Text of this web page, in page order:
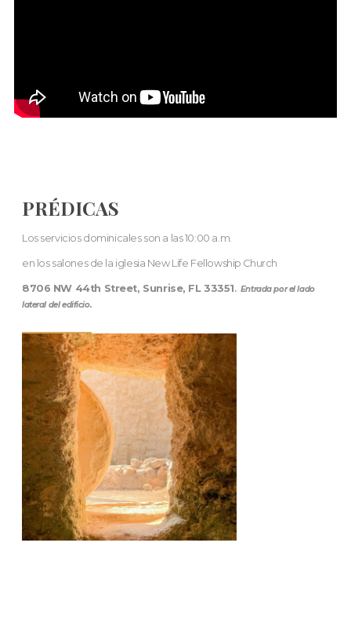
PRÉDICAS
Los servicios dominicales son a las 10:00 a.m.
en los salones de la iglesia New Life Fellowship Church
8706 NW 44th Street, Sunrise, FL 33351. Entrada por el lado
lateral del edificio.